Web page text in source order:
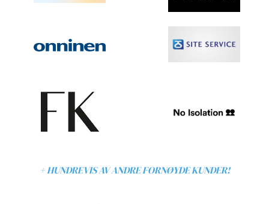
+ HUNDREVIS AV ANDRE FORNØYDE KUNDER!